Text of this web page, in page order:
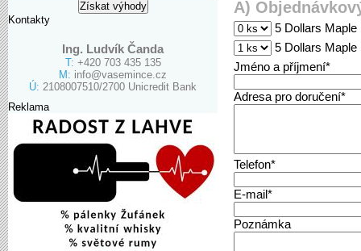
Kontakty
Ing. Ludvík Čanda
T: +420 703 435 135
M: info@vasemince.cz
Ú: 2108007510/2700 Unicredit Bank
Reklama
A)
5 Dollars Maple
5 Dollars Maple
Jméno a příjmení*
Adresa pro doručení*
Telefon*
E-mail*
Poznámka